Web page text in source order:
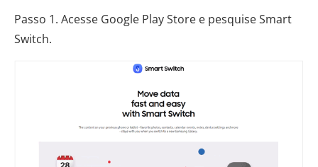
Passo 1. Acesse Google Play Store e pesquise Smart
Switch.